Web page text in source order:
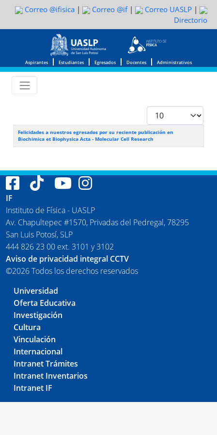
Correo @ifisica | Correo @if | Correo UASLP |
Directorio
Aspirantes Estudiantes Egresados Docentes Administrativos
Cantidad a mostrar
Felicidades a nuestros egresados por su reciente publicación en
Biochimica et Biophysica Acta - Molecular Cell Research
IF
Instituto de Física - UASLP
Av. Chapultepec #1570, Privadas del Pedregal, 78295
San Luis Potosí, SLP
444 826 23 00 ext. 3101 y 3102
Aviso de privacidad integral CCTV
©2026 Todos los derechos reservados
Universidad
Oferta Educativa
Investigación
Cultura
Vinculación
Internacional
Intranet Trámites
Intranet Inventarios
Intranet IF